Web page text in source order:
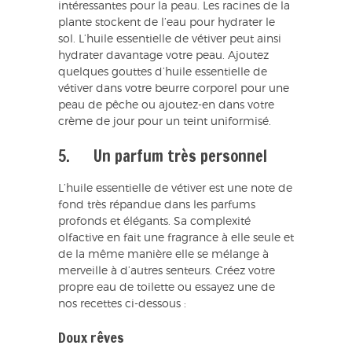
intéressantes pour la peau. Les racines de la
plante stockent de l’eau pour hydrater le
sol. L’huile essentielle de vétiver peut ainsi
hydrater davantage votre peau. Ajoutez
quelques gouttes d’huile essentielle de
vétiver dans votre beurre corporel pour une
peau de pêche ou ajoutez-en dans votre
crème de jour pour un teint uniformisé.
5. Un parfum très personnel
L’huile essentielle de vétiver est une note de
fond très répandue dans les parfums
profonds et élégants. Sa complexité
olfactive en fait une fragrance à elle seule et
de la même manière elle se mélange à
merveille à d’autres senteurs. Créez votre
propre eau de toilette ou essayez une de
nos recettes ci-dessous :
Doux rêves